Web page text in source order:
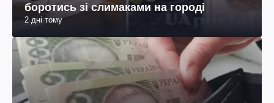
боротись зі слимаками на городі
2 дні тому